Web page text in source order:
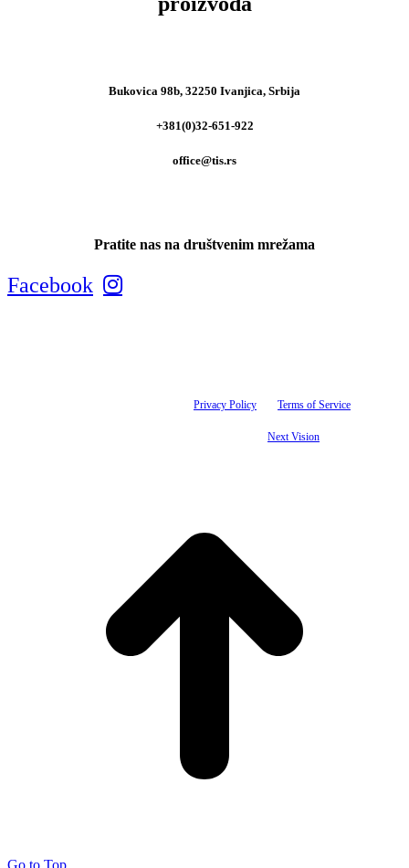
Bukovica 98b, 32250 Ivanjica, Srbija
+381(0)32-651-922
office@tis.rs
Pratite nas na društvenim mrežama
Facebook
Privacy Policy Terms of Service
Next Vision
Go to Top